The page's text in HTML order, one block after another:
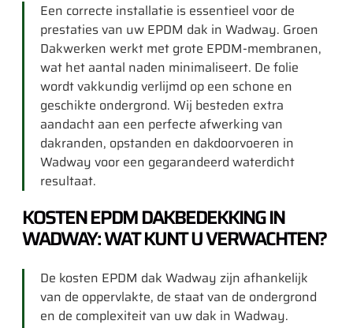
Een correcte installatie is essentieel voor de
prestaties van uw EPDM dak in Wadway. Groen
Dakwerken werkt met grote EPDM-membranen,
wat het aantal naden minimaliseert. De folie
wordt vakkundig verlijmd op een schone en
geschikte ondergrond. Wij besteden extra
aandacht aan een perfecte afwerking van
dakranden, opstanden en dakdoorvoeren in
Wadway voor een gegarandeerd waterdicht
resultaat.
KOSTEN EPDM DAKBEDEKKING IN
WADWAY: WAT KUNT U VERWACHTEN?
De kosten EPDM dak Wadway zijn afhankelijk
van de oppervlakte, de staat van de ondergrond
en de complexiteit van uw dak in Wadway.